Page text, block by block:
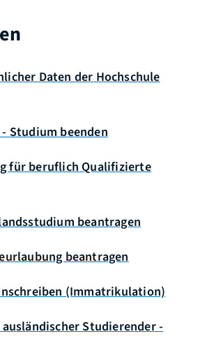
Daten der Hochschule
Studium beenden
für beruflich Qualifizierte
beantragen
beantragen
(Immatrikulation)
Studierender -